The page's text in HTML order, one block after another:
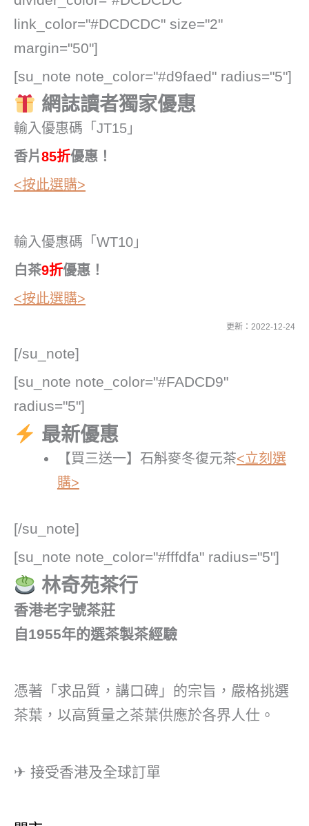
link_color="#DCDCDC" size="2"
margin="50"]
[su_note note_color="#d9faed" radius="5"]
網誌讀者獨家優惠
輸入優惠碼「JT15」
香片85折優惠！
<按此選購>
輸入優惠碼「WT10」
白茶9折優惠！
<按此選購>
更新：2022-12-24
[/su_note]
[su_note note_color="#FADCD9"
radius="5"]
最新優惠
【買三送一】石斛麥冬復元茶<立刻選
購>
[/su_note]
[su_note note_color="#fffdfa" radius="5"]
林奇苑茶行
香港老字號茶莊
自1955年的選茶製茶經驗
憑著「求品質，講口碑」的宗旨，嚴格挑選
茶葉，以高質量之茶葉供應於各界人仕。
✈ 接受香港及全球訂單